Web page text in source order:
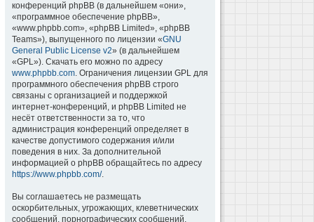
конференций phpBB (в дальнейшем «они»,
«программное обеспечение phpBB»,
«www.phpbb.com», «phpBB Limited», «phpBB
Teams»), выпущенного по лицензии «GNU
General Public License v2» (в дальнейшем
«GPL»). Скачать его можно по адресу
www.phpbb.com. Ограничения лицензии GPL для
программного обеспечения phpBB строго
связаны с организацией и поддержкой
интернет-конференций, и phpBB Limited не
несёт ответственности за то, что
администрация конференций определяет в
качестве допустимого содержания и/или
поведения в них. За дополнительной
информацией о phpBB обращайтесь по адресу
https://www.phpbb.com/.
Вы соглашаетесь не размещать
оскорбительных, угрожающих, клеветнических
сообщений, порнографических сообщений,